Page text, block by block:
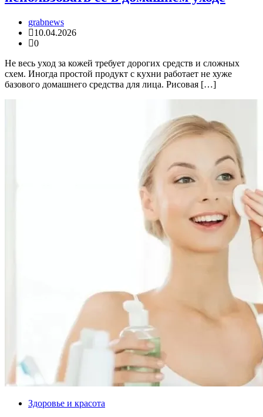
grabnews
10.04.2026
0
Не весь уход за кожей требует дорогих средств и сложных
схем. Иногда простой продукт с кухни работает не хуже
базового домашнего средства для лица. Рисовая […]
Здоровье и красота